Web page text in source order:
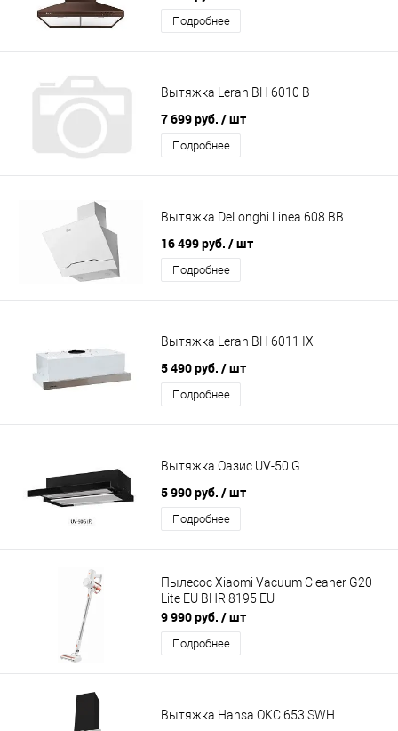
Подробнее
Вытяжка Leran BH 6010 B
7 699 руб. / шт
Подробнее
Вытяжка DeLonghi Linea 608 BB
16 499 руб. / шт
Подробнее
Вытяжка Leran BH 6011 IX
5 490 руб. / шт
Подробнее
Вытяжка Оазис UV-50 G
5 990 руб. / шт
Подробнее
Пылесос Xiaomi Vacuum Cleaner G20
Lite EU BHR 8195 EU
9 990 руб. / шт
Подробнее
Вытяжка Hansa OKC 653 SWH